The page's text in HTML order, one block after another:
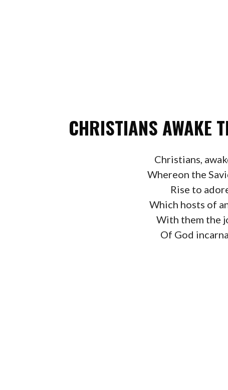
CHRISTIANS AWAKE
Christians,
Whereon the
Rise to
Which hosts of
With them the
Of God